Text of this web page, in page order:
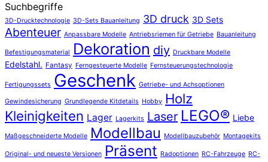
Suchbegriffe
3D-Drucktechnologie 3D-Sets Bauanleitung 3D druck 3D Sets
Abenteuer Anpassbare Modelle Antriebsriemen für Getriebe Bauanleitung
Befestigungsmaterial Dekoration diy Druckbare Modelle
Edelstahl. Fantasy Ferngesteuerte Modelle Fernsteuerungstechnologie
Fertigungssets Geschenk Getriebe- und Achsoptionen
Gewindesicherung Grundlegende Kitdetails Hobby Holz
Kleinigkeiten Lager Lagerkits Laser LEGO® Liebe
Maßgeschneiderte Modelle Modellbau Modellbauzubehör Montagekits
Original- und neueste Versionen Präsent Radoptionen RC-Fahrzeuge RC-